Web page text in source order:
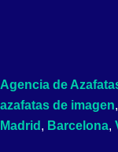
Agencia de
azafatas de imagen,
Madrid , Barcelona,